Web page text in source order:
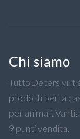
Chi siamo
TuttoDetersivi.it
prodotti per la
per animali.
9 punti vendita.